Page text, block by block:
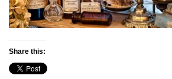
Share this: